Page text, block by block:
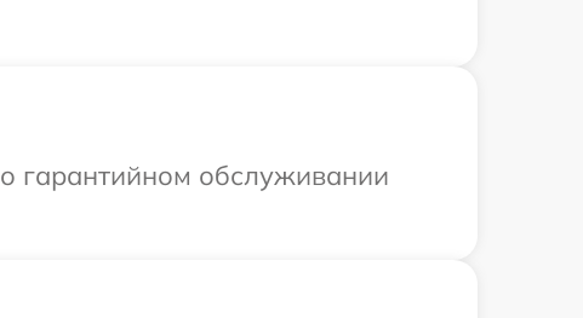
гарантийном обслуживании